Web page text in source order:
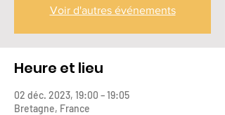
Voir d'autres événements
Heure et lieu
02 déc. 2023, 19:00 – 19:05
Bretagne, France